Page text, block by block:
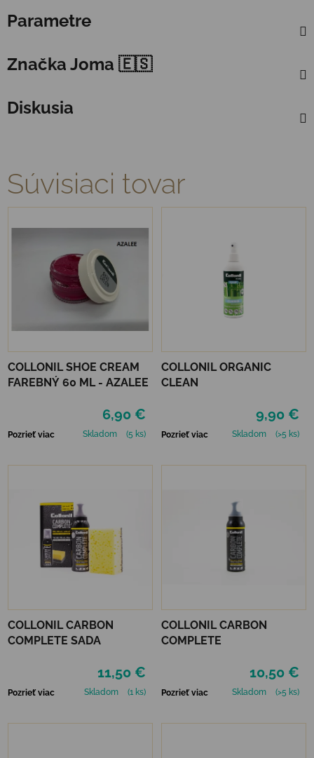
Parametre
Značka Joma 🇪🇸
Diskusia
Súvisiaci tovar
COLLONIL SHOE CREAM
FAREBNÝ 60 ML - AZALEE
6,90 €
Pozrieť viac Skladom (5 ks)
COLLONIL ORGANIC
CLEAN
9,90 €
Pozrieť viac Skladom (>5 ks)
COLLONIL CARBON
COMPLETE SADA
11,50 €
Pozrieť viac Skladom (1 ks)
COLLONIL CARBON
COMPLETE
10,50 €
Pozrieť viac Skladom (>5 ks)